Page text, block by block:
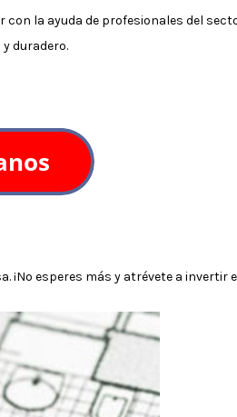
la ayuda de profesionales del
duradero.
esperes más y atrévete a invertir